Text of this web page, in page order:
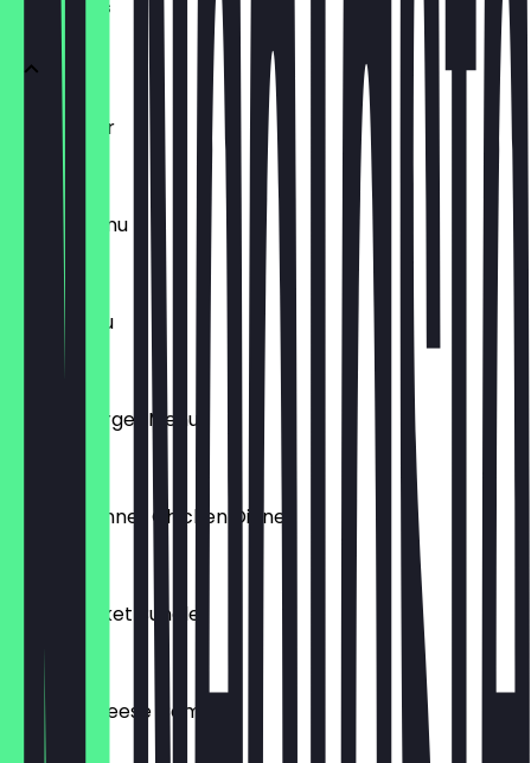
Loco Menüs
Loco Junior
€ 6,99
Burger Menu
Filets Menu
€ 12,99
Double Burger Menu
Winner Winner Chicken Dinner
Mixed Bucket Bundle
€ 17,99
Double Cheese Combo